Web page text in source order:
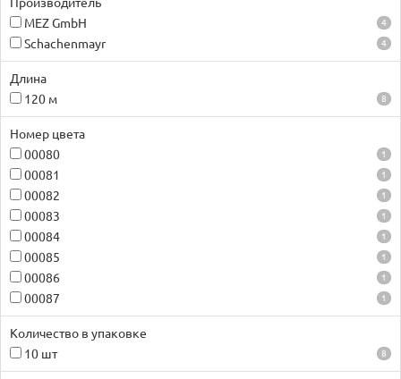
MEZ GmbH
4
Schachenmayr 4
Длина
120 м
8
Номер цвета
00080
1
00081 1
00082 1
00083 1
00084 1
00085 1
00086 1
00087 1
Количество в упаковке
10 шт
8